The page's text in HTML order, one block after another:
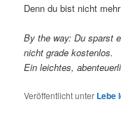
Denn du bist nicht
By the way: Du sparst
nicht grade kostenlos.
Ein leichtes,
Veröffentlicht unter Lebe